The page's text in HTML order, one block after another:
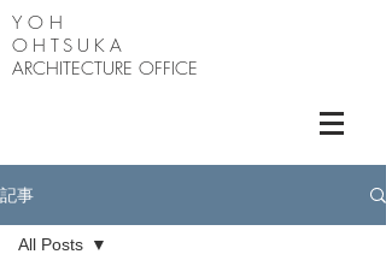
Y O H
OHTSUKA
ARCHITECTURE OFFICE
記事
All Posts